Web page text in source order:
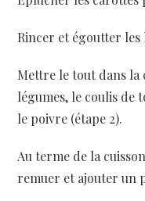
Rincer et égoutter les
Mettre le tout dans la
légumes, le coulis de
le poivre (étape 2).
Au terme de la
remuer et ajouter un